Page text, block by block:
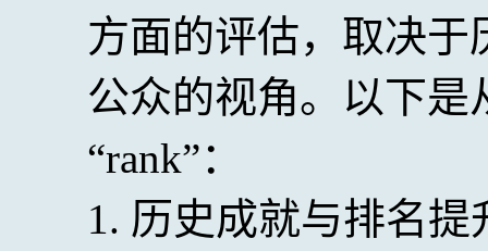
方面的评估，取决
公众的视角。以下
“rank”：
1. 历史成就与排名提